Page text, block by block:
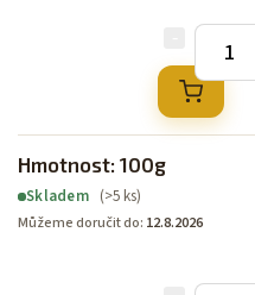
Hmotnost: 100g
Skladem (>5 ks)
Můžeme doručit do: 12.8.2026